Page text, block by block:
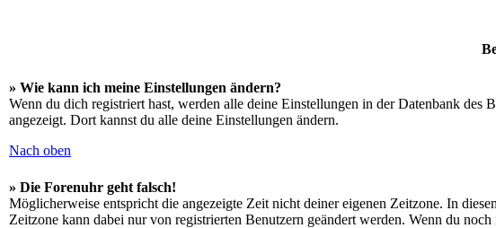
» Wie kann ich meine Einstellungen ändern?
Wenn du dich registriert hast, werden alle deine Einstellungen in der Datenbank des
angezeigt. Dort kannst du alle deine Einstellungen ändern.
Nach oben
» Die Forenuhr geht falsch!
Möglicherweise entspricht die angezeigte Zeit nicht deiner eigenen Zeitzone. In
Zeitzone kann dabei nur von registrierten Benutzern geändert werden. Wenn du